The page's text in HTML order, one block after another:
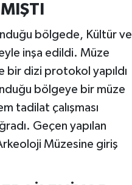
bölgede, Kültür ve
inşa edildi. Müze
bir dizi protokol yapıldı
bölgeye bir müze
tadilat çalışması
Geçen yapılan
Müzesine giriş